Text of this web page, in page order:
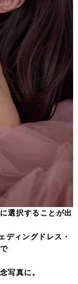
選択することが出
ディングドレス・
写真に。